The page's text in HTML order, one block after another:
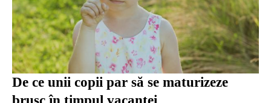
De ce unii copii par să se maturizeze